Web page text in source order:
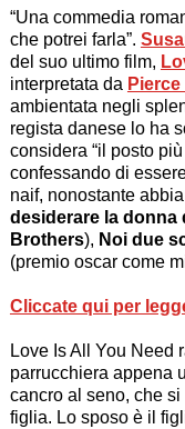
“Una commedia
che potrei farla”.
del suo ultimo film,
interpretata da
ambientata negli
regista danese lo ha
considera “il posto
confessando di
naif, nonostante
desiderare la donna
Brothers), Noi due
(premio oscar come
Cliccate qui per
Love Is All You Need
parrucchiera appena
cancro al seno, che
figlia. Lo sposo è il